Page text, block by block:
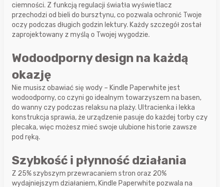
ciemności. Z funkcją regulacji światła wyświetlacz
przechodzi od bieli do bursztynu, co pozwala ochronić Twoje
oczy podczas długich godzin lektury. Każdy szczegół został
zaprojektowany z myślą o Twojej wygodzie.
Wodoodporny design na każdą
okazję
Nie musisz obawiać się wody – Kindle Paperwhite jest
wodoodporny, co czyni go idealnym towarzyszem na basen,
do wanny czy podczas relaksu na plaży. Ultracienka i lekka
konstrukcja sprawia, że urządzenie pasuje do każdej torby czy
plecaka, więc możesz mieć swoje ulubione historie zawsze
pod ręką.
Szybkość i płynność działania
Z 25% szybszym przewracaniem stron oraz 20%
wydajniejszym działaniem, Kindle Paperwhite pozwala na